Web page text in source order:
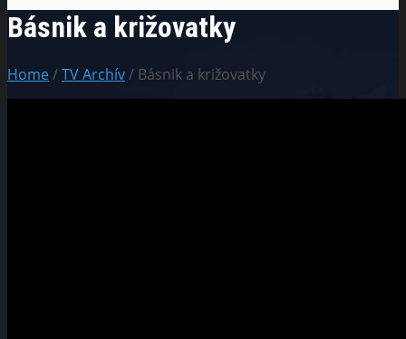
Básnik a križovatky
Home/TV Archív/ Básnik a križovatky